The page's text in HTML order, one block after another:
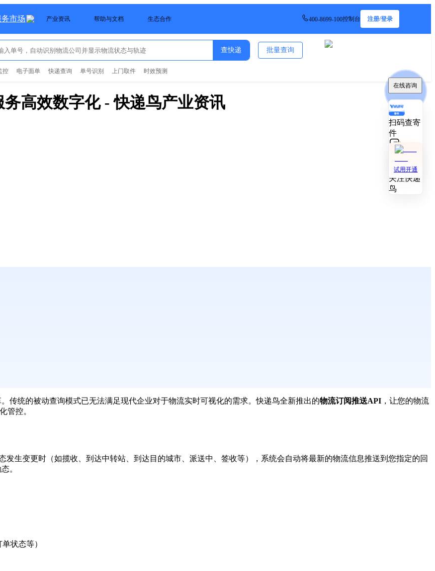
在线咨询
扫码查寄
件
技术对接
关注快递
鸟
试用开通
务市场 产业资讯 帮助与文档 生态合作 400-8699-100控制台 注册/登录
查快递 批量查询
控 电子面单 快递查询 单号识别 上门取件 时效预测
高效数字化- 快递鸟产业资讯
传统的被动查询模式已无法满足现代企业对于物流实时可视化的需求。快递鸟全新推出的物流订阅推送API ，让您的物流
管控。
生变更时（如揽收、到达中转站、到达目的城市、派送中、签收等），系统会自动将最新的物流信息推送到您指定的回
。
状态等）
在线咨询
扫码查寄
件
技术对接
关注快递
鸟
试用开通